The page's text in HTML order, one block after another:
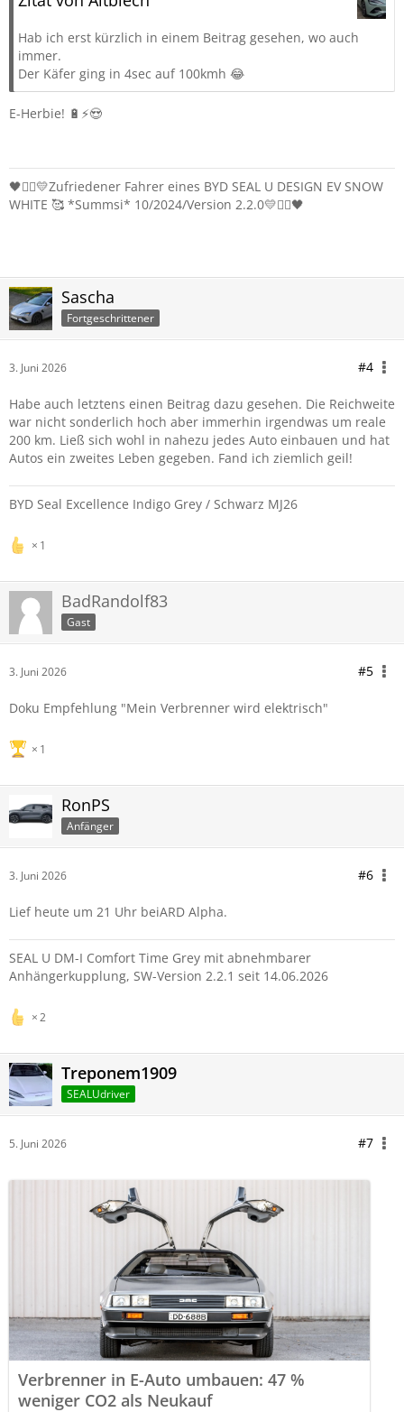
Hab ich erst kürzlich in einem Beitrag gesehen, wo auch
immer.
Der Käfer ging in 4sec auf 100kmh 😂
E-Herbie! 🔋⚡😍
🖤❤️‍🔥💛Zufriedener Fahrer eines BYD SEAL U DESIGN EV SNOW
WHITE 🥰 *Summsi* 10/2024/Version 2.2.0💛❤️‍🔥🖤
Sascha
Fortgeschrittener
3. Juni 2026 #4
Habe auch letztens einen Beitrag dazu gesehen. Die Reichweite
war nicht sonderlich hoch aber immerhin irgendwas um reale
200 km. Ließ sich wohl in nahezu jedes Auto einbauen und hat
Autos ein zweites Leben gegeben. Fand ich ziemlich geil!
BYD Seal Excellence Indigo Grey / Schwarz MJ26
1
BadRandolf83
Gast
3. Juni 2026 #5
Doku Empfehlung "Mein Verbrenner wird elektrisch"
1
RonPS
Anfänger
3. Juni 2026 #6
Lief heute um 21 Uhr beiARD Alpha.
SEAL U DM-I Comfort Time Grey mit abnehmbarer
Anhängerkupplung, SW-Version 2.2.1 seit 14.06.2026
2
Treponem1909
SEALUdriver
5. Juni 2026 #7
Verbrenner in E-Auto umbauen: 47 %
weniger CO2 als Neukauf